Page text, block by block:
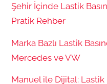
Şehir İçinde Lastik
Pratik Rehber
Marka Bazlı Lastik
Mercedes ve VW
Manuel ile Dijital: Lastik